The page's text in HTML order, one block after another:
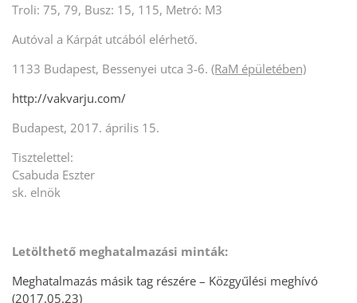
Troli: 75, 79, Busz: 15, 115, Metró: M3
Autóval a Kárpát utcából elérhető.
1133 Budapest, Bessenyei utca 3-6. (RaM épületében)
http://vakvarju.com/
Budapest, 2017. április 15.
Tisztelettel:
Csabuda Eszter
sk. elnök
Letölthető meghatalmazási minták:
Meghatalmazás másik tag részére – Közgyűlési meghívó
(2017.05.23)